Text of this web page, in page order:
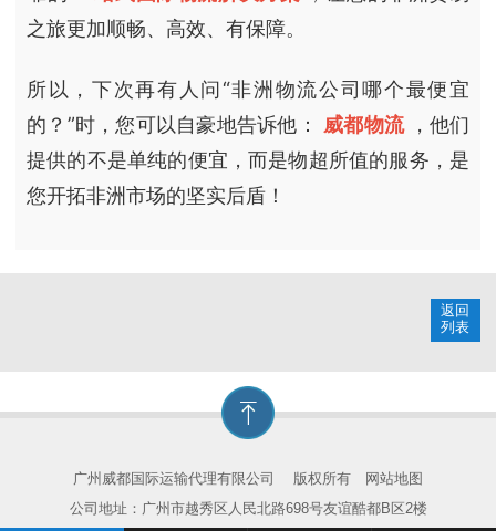
之旅更加顺畅、高效、有保障。
所以，下次再有人问“非洲物流公司哪个最便宜
的？”时，您可以自豪地告诉他：威都物流 ，他们
提供的不是单纯的便宜，而是物超所值的服务，是
您开拓非洲市场的坚实后盾！
返回
列表
广州威都国际运输代理有限公司 版权所有
网站地图
公司地址：广州市越秀区人民北路698号友谊酷都B区2楼